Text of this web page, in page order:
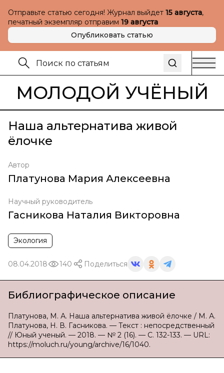
Отправьте статью сегодня! Журнал выйдет 15 августа,
печатный экземпляр отправим 19 августа
Опубликовать статью
МОЛОДОЙ УЧЁНЫЙ
Наша альтернатива живой
ёлочке
Автор
Платунова Мария Алексеевна
Научный руководитель
Гасникова Наталия Викторовна
Экология
08.04.2018 140 Поделиться
Библиографическое описание
Платунова, М. А. Наша альтернатива живой ёлочке / М. А.
Платунова, Н. В. Гасникова. — Текст : непосредственный
// Юный ученый. — 2018. — № 2 (16). — С. 132-133. — URL:
https://moluch.ru/young/archive/16/1040.